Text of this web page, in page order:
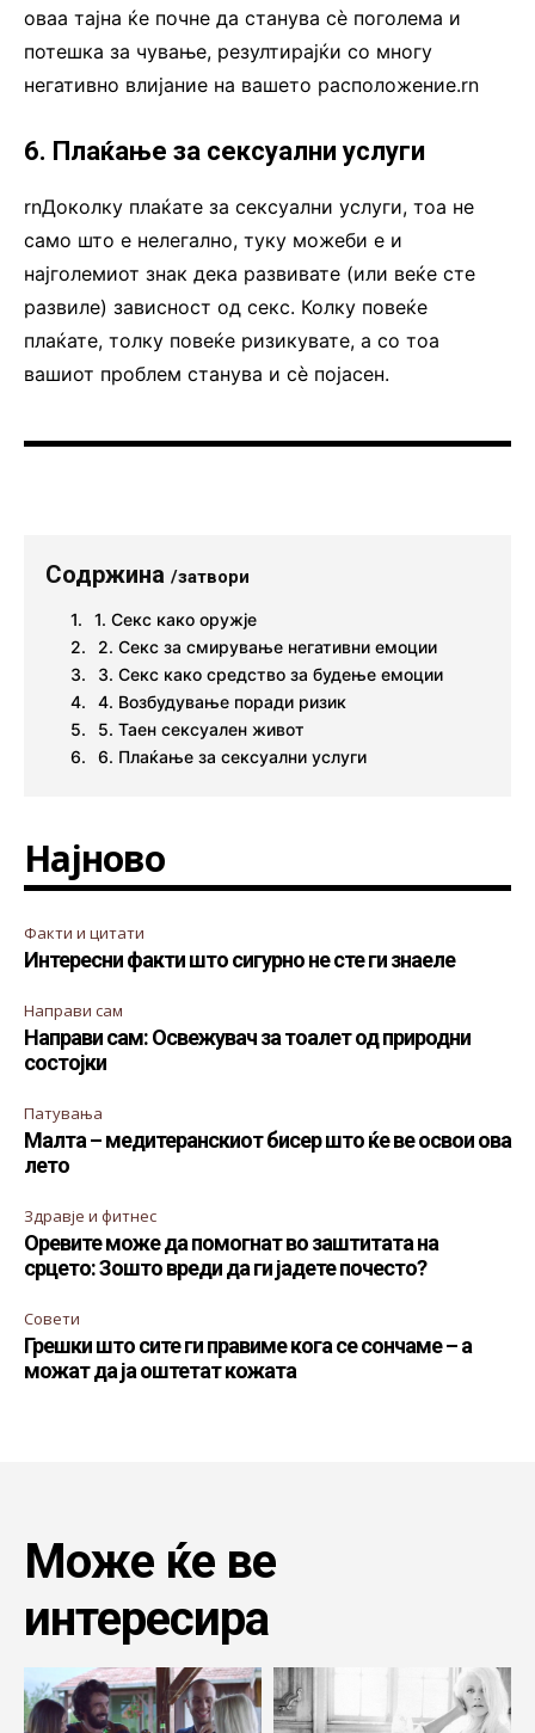
оваа тајна ќе почне да станува сè поголема и
потешка за чување, резултирајќи со многу
негативно влијание на вашето расположение.rn
6. Плаќање за сексуални услуги
rnДоколку плаќате за сексуални услуги, тоа не
само што е нелегално, туку можеби е и
најголемиот знак дека развивате (или веќе сте
развиле) зависност од секс. Колку повеќе
плаќате, толку повеќе ризикувате, а со тоа
вашиот проблем станува и сè појасен.
Содржина /затвори
1. Секс како оружје
2. Секс за смирување негативни емоции
3. Секс како средство за будење емоции
4. Возбудување поради ризик
5. Таен сексуален живот
6. Плаќање за сексуални услуги
Најново
Факти и цитати
Интересни факти што сигурно не сте ги знаеле
Направи сам
Направи сам: Освежувач за тоалет од природни
состојки
Патувања
Малта – медитеранскиот бисер што ќе ве освои ова
лето
Здравје и фитнес
Оревите може да помогнат во заштитата на
срцето: Зошто вреди да ги јадете почесто?
Совети
Грешки што сите ги правиме кога се сончаме – а
можат да ја оштетат кожата
Може ќе ве
интересира